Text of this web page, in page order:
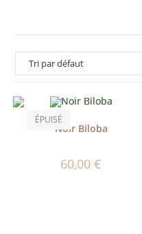
ÉPUISÉ
Noir Biloba
60,00€